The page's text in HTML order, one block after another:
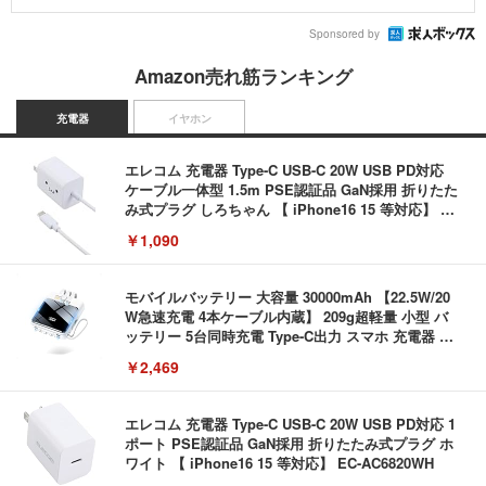
Sponsored by
Amazon売れ筋ランキング
充電器
エレコム 充電器 Type-C USB-C 20W USB PD対応
ケーブル一体型 1.5m PSE認証品 GaN採用 折りたた
み式プラグ しろちゃん 【 iPhone16 15 等対応】 E
￥1,090
モバイルバッテリー 大容量 30000mAh 【22.5W/20
W急速充電 4本ケーブル内蔵】 209g超軽量 小型 バ
ッテリー 5台同時充電 Type-C出力 スマホ 充電器 LC
携帯充電器 停電対策 アウトドア/旅行/出張/防災/緊
急用 iOS/Android各種他対応 機内持込可 (高級白い)
￥2,469
エレコム 充電器 Type-C USB-C 20W USB PD対応 1
ポート PSE認証品 GaN採用 折りたたみ式プラグ ホ
ワイト 【 iPhone16 15 等対応】 EC-AC6820WH
イヤホン